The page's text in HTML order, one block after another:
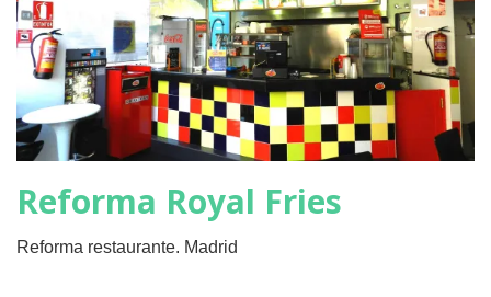
Reforma Royal Fries
Reforma restaurante. Madrid